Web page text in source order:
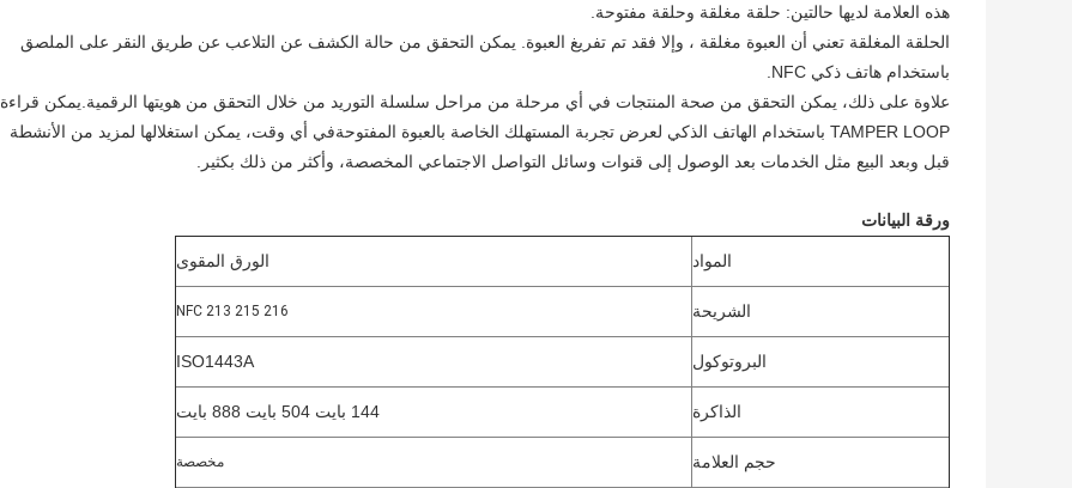
هذه العلامة لديها حالتين: حلقة مغلقة وحلقة مفتوحة.
الحلقة المغلقة تعني أن العبوة مغلقة ، وإلا فقد تم تفريغ العبوة. يمكن التحقق من حالة الكشف عن التلاعب عن طريق النقر على الملصق
باستخدام هاتف ذكي NFC.
علاوة على ذلك، يمكن التحقق من صحة المنتجات في أي مرحلة من مراحل سلسلة التوريد من خلال التحقق من هويتها الرقمية.يمكن قراءة
TAMPER LOOP باستخدام الهاتف الذكي لعرض تجربة المستهلك الخاصة بالعبوة المفتوحةفي أي وقت، يمكن استغلالها لمزيد من الأنشطة
قبل وبعد البيع مثل الخدمات بعد الوصول إلى قنوات وسائل التواصل الاجتماعي المخصصة، وأكثر من ذلك بكثير.
ورقة البيانات
المواد الورق المقوى
الشريحة NFC 213 215 216
البروتوكول ISO1443A
الذاكرة 144 بايت 504 بايت 888 بايت
حجم العلامة مخصصة